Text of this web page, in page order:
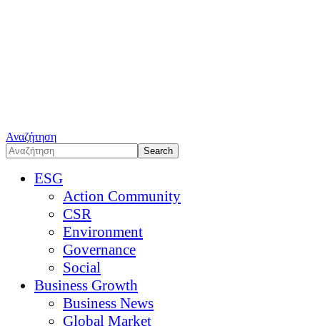
Αναζήτηση
ESG
Action Community
CSR
Environment
Governance
Social
Business Growth
Business News
Global Market